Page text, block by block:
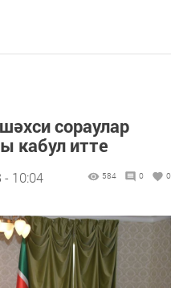
сораулар
кабул итте
- 10:04 584 0 0